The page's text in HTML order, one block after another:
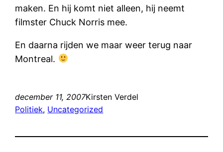
maken. En hij komt niet alleen, hij neemt
filmster Chuck Norris mee.
En daarna rijden we maar weer terug naar
Montreal.
december 11, 2007Kirsten Verdel
Politiek, Uncategorized